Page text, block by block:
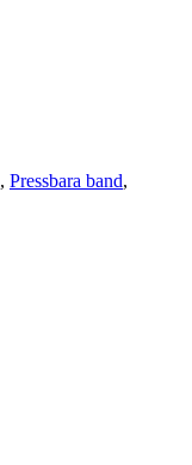
, Pressbara band,